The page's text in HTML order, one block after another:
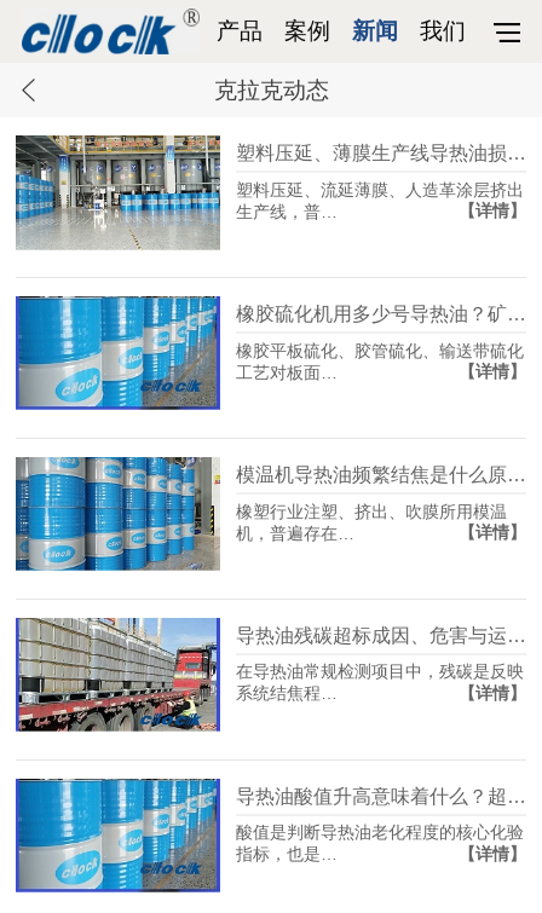
产品 案例 新闻 我们
克拉克动态
塑料压延、薄膜生产线导热油损耗大，频繁补油如何根治
塑料压延、流延薄膜、人造革涂层挤出
生产线，普…
【详情】
橡胶硫化机用多少号导热油？矿物油和合成油实际怎么选
橡胶平板硫化、胶管硫化、输送带硫化
工艺对板面…
【详情】
模温机导热油频繁结焦是什么原因，该怎么处理
橡塑行业注塑、挤出、吹膜所用模温
机，普遍存在…
【详情】
导热油残碳超标成因、危害与运维控制要点
在导热油常规检测项目中，残碳是反映
系统结焦程…
【详情】
酸值是判断导热油老化程度的核心化验
指标，也是…
【详情】